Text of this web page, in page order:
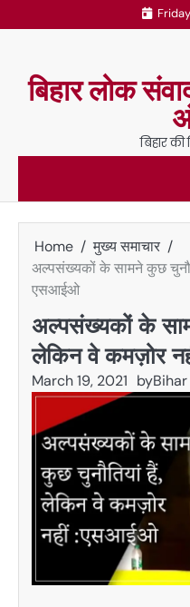
to
बिहार लोक
बिहार
Home
मुख्य समाचार
अल्पसंख्यकों के सामने कुछ
एसआईओ
अल्पसंख्यकों के
लेकिन वे कमज़ोर
March 19, 2021 by